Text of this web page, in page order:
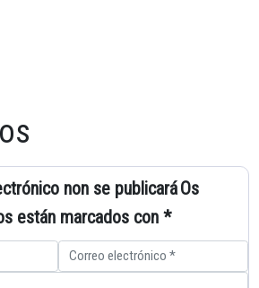
non se publicaráOs
están marcados con*